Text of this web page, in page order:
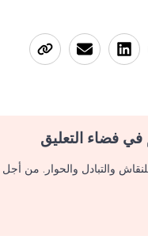
في فضاء التعليق
والتبادل والحوار. من